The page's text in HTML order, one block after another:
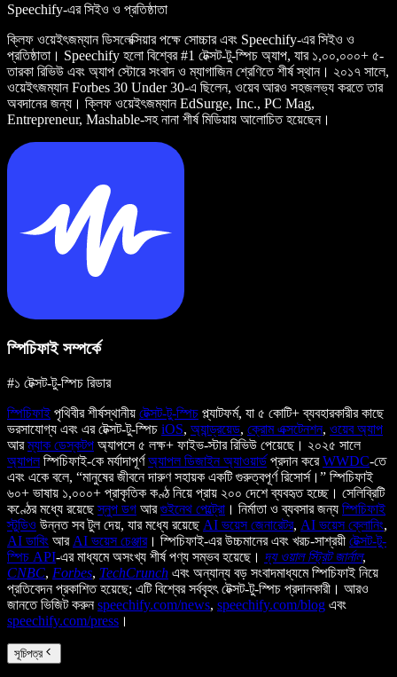
Speechify-এর সিইও ও প্রতিষ্ঠাতা
ক্লিফ ওয়েইৎজম্যান ডিসলেক্সিয়ার পক্ষে সোচ্চার এবং Speechify-এর সিইও ও
প্রতিষ্ঠাতা। Speechify হলো বিশ্বের #1 টেক্সট-টু-স্পিচ অ্যাপ, যার ১,০০,০০০+ ৫-
তারকা রিভিউ এবং অ্যাপ স্টোরে সংবাদ ও ম্যাগাজিন শ্রেণিতে শীর্ষ স্থান। ২০১৭ সালে,
ওয়েইৎজম্যান Forbes 30 Under 30-এ ছিলেন, ওয়েব আরও সহজলভ্য করতে তার
অবদানের জন্য। ক্লিফ ওয়েইৎজম্যান EdSurge, Inc., PC Mag,
Entrepreneur, Mashable-সহ নানা শীর্ষ মিডিয়ায় আলোচিত হয়েছেন।
স্পিচিফাই সম্পর্কে
#১ টেক্সট-টু-স্পিচ রিডার
স্পিচিফাই পৃথিবীর শীর্ষস্থানীয় টেক্সট-টু-স্পিচ প্ল্যাটফর্ম, যা ৫ কোটি+ ব্যবহারকারীর কাছে
ভরসাযোগ্য এবং এর টেক্সট-টু-স্পিচ iOS, অ্যান্ড্রয়েড, ক্রোম এক্সটেনশন, ওয়েব অ্যাপ
আরম্যাক ডেস্কটপ অ্যাপসে ৫ লক্ষ+ ফাইভ-স্টার রিভিউ পেয়েছে। ২০২৫ সালে
অ্যাপলস্পিচিফাই-কে মর্যাদাপূর্ণঅ্যাপল ডিজাইন অ্যাওয়ার্ড প্রদান করেWWDC-তে
এবং একে বলে, “মানুষের জীবনে দারুণ সহায়ক একটি গুরুত্বপূর্ণ রিসোর্স।” স্পিচিফাই
৬০+ ভাষায় ১,০০০+ প্রাকৃতিক কণ্ঠ নিয়ে প্রায় ২০০ দেশে ব্যবহৃত হচ্ছে। সেলিব্রিটি
কণ্ঠের মধ্যে রয়েছেস্নুপ ডগ আরগুইনেথ পেল্ট্রো । নির্মাতা ও ব্যবসার জন্য স্পিচিফাই
স্টুডিও উন্নত সব টুল দেয়, যার মধ্যে রয়েছে AI ভয়েস জেনারেটর, AI ভয়েস ক্লোনিং,
AI ডাবিং আর AI ভয়েস চেঞ্জার। স্পিচিফাই-এর উচ্চমানের এবং খরচ-সাশ্রয়ী টেক্সট-টু-
স্পিচ API-এর মাধ্যমে অসংখ্য শীর্ষ পণ্য সম্ভব হয়েছে। দ্য ওয়াল স্ট্রিট জার্নাল,
CNBC, Forbes, TechCrunch এবং অন্যান্য বড় সংবাদমাধ্যমে স্পিচিফাই নিয়ে
প্রতিবেদন প্রকাশিত হয়েছে; এটি বিশ্বের সর্ববৃহৎ টেক্সট-টু-স্পিচ প্রদানকারী। আরও
জানতে ভিজিট করুনspeechify.com/news, speechify.com/blog এবং
speechify.com/press ।
সূচিপত্র